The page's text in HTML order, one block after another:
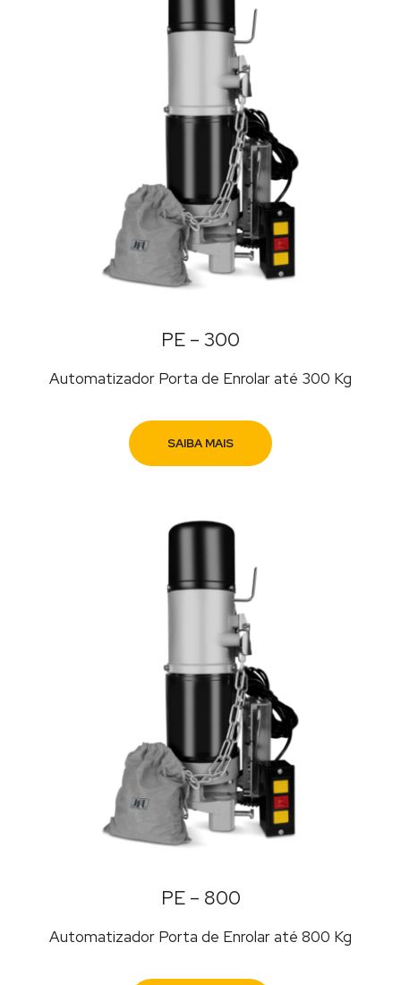
PE – 300
Automatizador Porta de Enrolar até 300 Kg
SAIBA MAIS
PE – 800
Automatizador Porta de Enrolar até 800 Kg